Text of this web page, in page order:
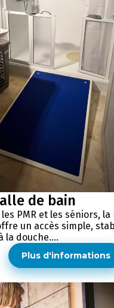
de bain
PMR et les séniors,
un accès simple,
la douche....
Plus d'informations